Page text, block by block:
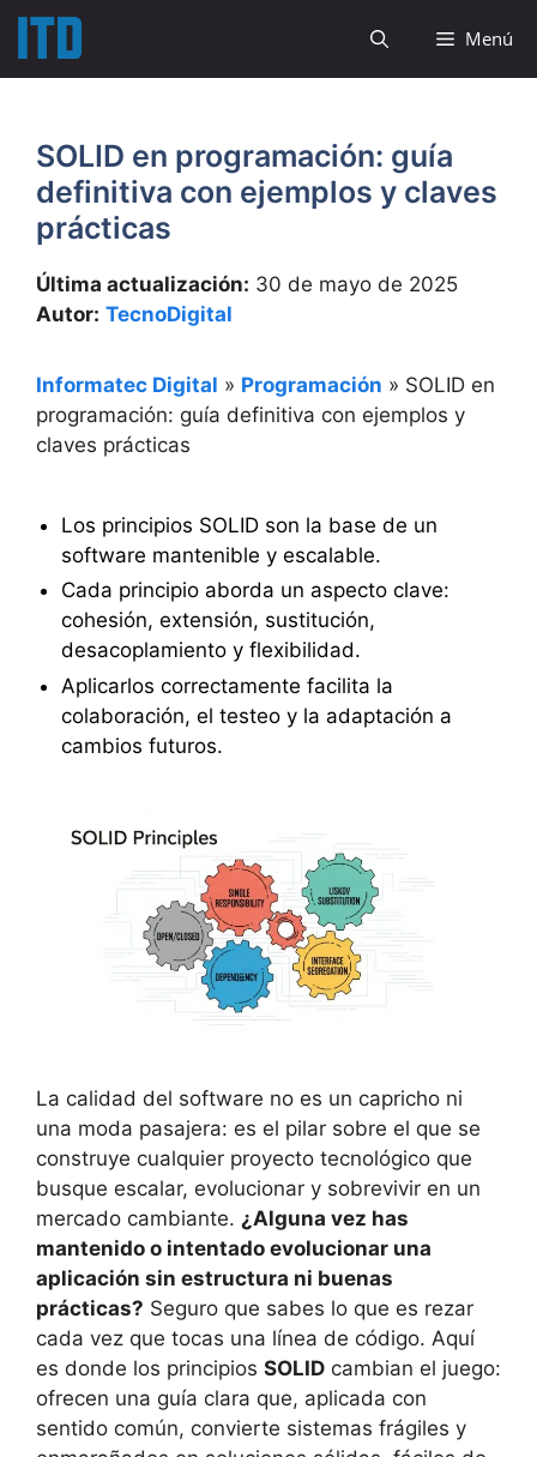
Saltar
contenido
Menú
SOLID en programación: guía
definitiva con ejemplos y claves
prácticas
Última actualización: 30 de mayo de 2025
Autor: TecnoDigital
Informatec Digital » Programación » SOLID en
programación: guía definitiva con ejemplos y
claves prácticas
Los principios SOLID son la base de un
software mantenible y escalable.
Cada principio aborda un aspecto clave:
cohesión, extensión, sustitución,
desacoplamiento y flexibilidad.
Aplicarlos correctamente facilita la
colaboración, el testeo y la adaptación a
cambios futuros.
La calidad del software no es un capricho ni
una moda pasajera: es el pilar sobre el que se
construye cualquier proyecto tecnológico que
busque escalar, evolucionar y sobrevivir en un
mercado cambiante. ¿Alguna vez has
mantenido o intentado evolucionar una
aplicación sin estructura ni buenas
prácticas? Seguro que sabes lo que es rezar
cada vez que tocas una línea de código. Aquí
es donde los principios SOLID cambian el juego:
ofrecen una guía clara que, aplicada con
sentido común, convierte sistemas frágiles y